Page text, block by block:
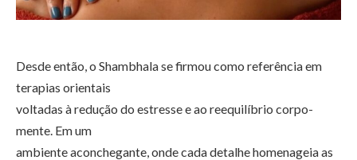
Desde então, o Shambhala se firmou como referência em
terapias orientais
voltadas à redução do estresse e ao reequilíbrio corpo-
mente. Em um
ambiente aconchegante, onde cada detalhe homenageia as